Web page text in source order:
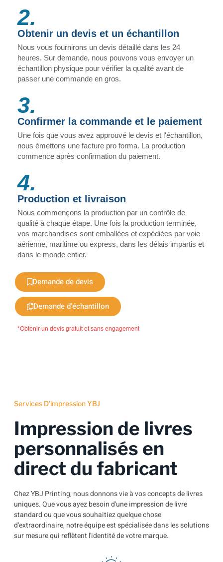
2.
Obtenir un devis et un échantillon
Nous vous fournirons un devis détaillé dans les 24
heures. Sur demande, nous pouvons vous envoyer un
échantillon physique pour vérifier la qualité avant de
passer une commande en gros.
3.
Confirmer la commande et le paiement
Une fois que vous avez approuvé le devis et l'échantillon,
nous émettons une facture pro forma. La production
commence après confirmation du paiement.
4.
Production et livraison
Nous commençons la production par un contrôle de
qualité à chaque étape. Une fois la production terminée,
vos marchandises sont emballées et expédiées par voie
aérienne, maritime ou express, dans les délais impartis et
dans le monde entier.
Demande de devis
Demande d'échantillon
*Obtenir un devis gratuit et sans engagement
Services D'impression YBJ
Impression de livres
personnalisés en
direct du fabricant
Chez YBJ Printing, nous donnons vie à vos concepts de livres
uniques. Que vous ayez besoin d'une impression de livre
standard ou que vous souhaitiez quelque chose
d'extraordinaire, notre équipe est spécialisée dans les solutions
sur mesure qui reflètent l'identité de votre marque.